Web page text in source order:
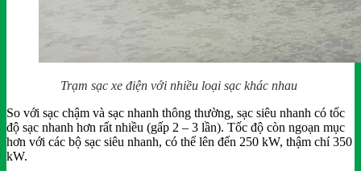
Trạm sạc xe điện với nhiều loại sạc khác nhau
So với sạc chậm và sạc nhanh thông thường, sạc siêu nhanh có tốc
độ sạc nhanh hơn rất nhiều (gấp 2 – 3 lần). Tốc độ còn ngoạn mục
hơn với các bộ sạc siêu nhanh, có thể lên đến 250 kW, thậm chí 350
kW.